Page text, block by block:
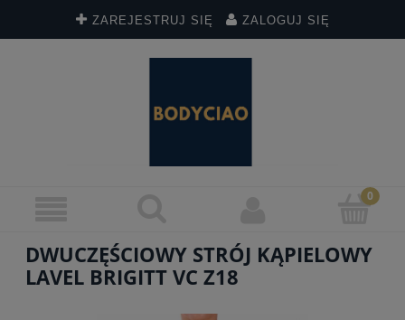
ZAREJESTRUJ SIĘ ZALOGUJ SIĘ
DWUCZĘŚCIOWY STRÓJ KĄPIELOWY
LAVEL BRIGITT VC Z18